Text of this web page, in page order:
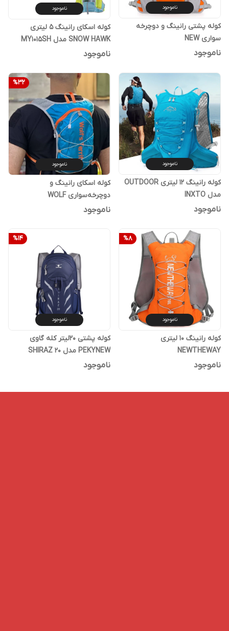
ناموجود
کوله‌ پشتی رانینگ و دوچرخه
سواری NEW
THEWAYمدلD452ظرفیت 20 لیتری
ناموجود
ناموجود
کوله اسکای رانینگ 5 لیتری
SNOW HAWK مدل MY1015SH
ناموجود
ناموجود
کوله رانینگ 12 لیتری OUTDOOR
مدل INXTO
ناموجود
%32
ناموجود
کوله اسکای رانینگ و
دوچرخه‌سواری WOLF
TERRITORY
ناموجود
%8
ناموجود
کوله رانینگ 10 لیتری
NEWTHEWAY
ناموجود
%14
ناموجود
کوله پشتی 20لیتر کله گاوی
PEKYNEW مدل SHIRAZ 20
ناموجود